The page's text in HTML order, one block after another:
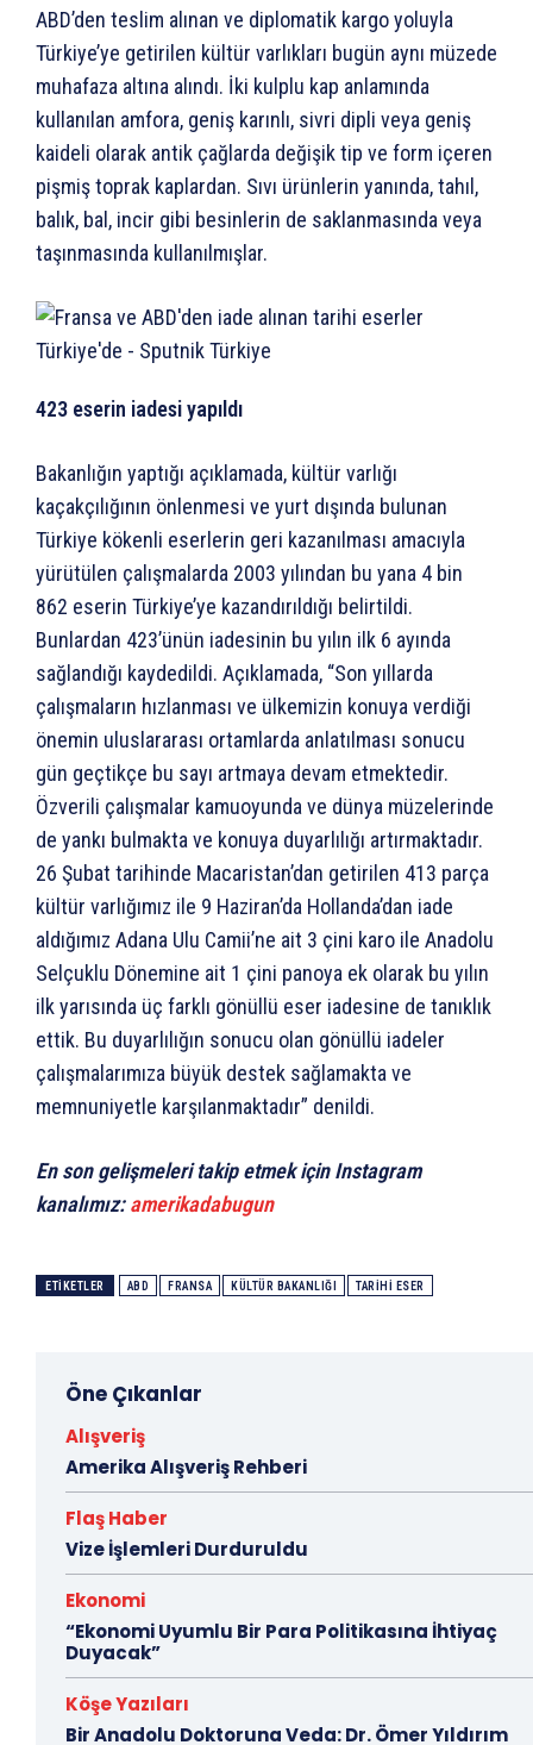
ABD’den teslim alınan ve diplomatik kargo yoluyla
Türkiye’ye getirilen kültür varlıkları bugün aynı müzede
muhafaza altına alındı. İki kulplu kap anlamında
kullanılan amfora, geniş karınlı, sivri dipli veya geniş
kaideli olarak antik çağlarda değişik tip ve form içeren
pişmiş toprak kaplardan. Sıvı ürünlerin yanında, tahıl,
balık, bal, incir gibi besinlerin de saklanmasında veya
taşınmasında kullanılmışlar.
423 eserin iadesi yapıldı
Bakanlığın yaptığı açıklamada, kültür varlığı
kaçakçılığının önlenmesi ve yurt dışında bulunan
Türkiye kökenli eserlerin geri kazanılması amacıyla
yürütülen çalışmalarda 2003 yılından bu yana 4 bin
862 eserin Türkiye’ye kazandırıldığı belirtildi.
Bunlardan 423’ünün iadesinin bu yılın ilk 6 ayında
sağlandığı kaydedildi. Açıklamada, “Son yıllarda
çalışmaların hızlanması ve ülkemizin konuya verdiği
önemin uluslararası ortamlarda anlatılması sonucu
gün geçtikçe bu sayı artmaya devam etmektedir.
Özverili çalışmalar kamuoyunda ve dünya müzelerinde
de yankı bulmakta ve konuya duyarlılığı artırmaktadır.
26 Şubat tarihinde Macaristan’dan getirilen 413 parça
kültür varlığımız ile 9 Haziran’da Hollanda’dan iade
aldığımız Adana Ulu Camii’ne ait 3 çini karo ile Anadolu
Selçuklu Dönemine ait 1 çini panoya ek olarak bu yılın
ilk yarısında üç farklı gönüllü eser iadesine de tanıklık
ettik. Bu duyarlılığın sonucu olan gönüllü iadeler
çalışmalarımıza büyük destek sağlamakta ve
memnuniyetle karşılanmaktadır” denildi.
En son gelişmeleri takip etmek için Instagram
kanalımız:amerikadabugun
ETIKETLER ABD FRANSA KÜLTÜR BAKANLIĞI TARIHI ESER
Öne Çıkanlar
Alışveriş
Amerika Alışveriş Rehberi
Flaş Haber
Vize İşlemleri Durduruldu
Ekonomi
“Ekonomi Uyumlu Bir Para Politikasına İhtiyaç
Duyacak”
Köşe Yazıları
Bir Anadolu Doktoruna Veda: Dr. Ömer Yıldırım